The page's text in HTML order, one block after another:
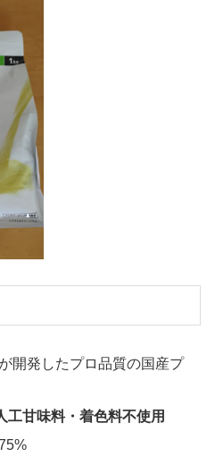
開発したプロ品質の国産プ
工甘味料・着色料不使用